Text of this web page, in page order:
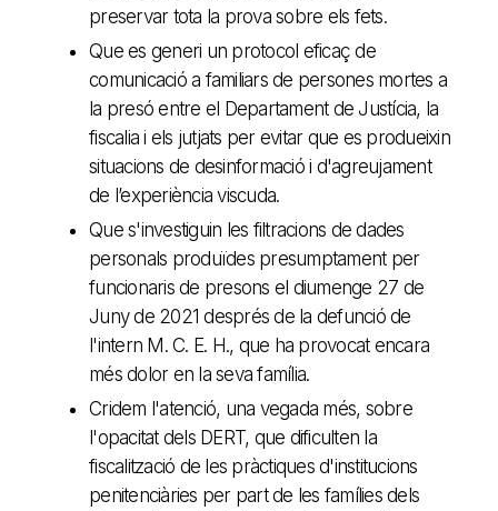
preservar tota la prova sobre els fets.
Que es generi un protocol eficaç de
comunicació a familiars de persones mortes a
la presó entre el Departament de Justícia, la
fiscalia i els jutjats per evitar que es produeixin
situacions de desinformació i d'agreujament
de l’experiència viscuda.
Que s'investiguin les filtracions de dades
personals produïdes presumptament per
funcionaris de presons el diumenge 27 de
Juny de 2021 després de la defunció de
l'intern M. C. E. H., que ha provocat encara
més dolor en la seva família.
Cridem l'atenció, una vegada més, sobre
l'opacitat dels DERT, que dificulten la
fiscalització de les pràctiques d'institucions
penitenciàries per part de les famílies dels